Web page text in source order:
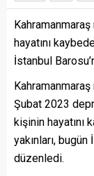
hayatını
İstanbul
Şubat 2023
kişinin hayatını
yakınları,
düzenledi.